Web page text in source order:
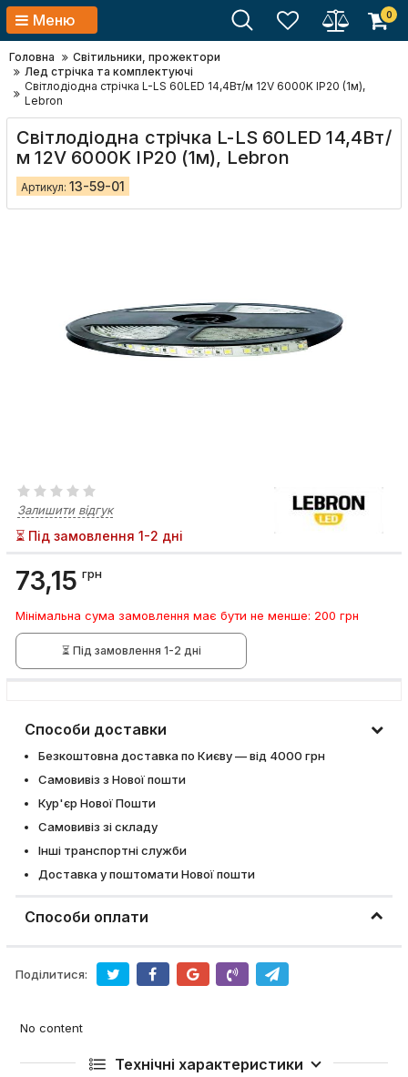
Меню 0
Головна
Світильники, прожектори
Лед стрічка та комплектуючі
Світлодіодна стрічка L-LS 60LED 14,4Вт/м 12V 6000K ІР20 (1м),
Lebron
Світлодіодна стрічка L-LS 60LED 14,4Вт/
м 12V 6000K ІР20 (1м), Lebron
Артикул: 13-59-01
Залишити відгук
⏳ Під замовлення 1-2 дні
73,15 грн
Мінімальна сума замовлення має бути не менше: 200 грн
⏳ Під замовлення 1-2 дні
Способи доставки
Безкоштовна доставка по Києву — від 4000 грн
Самовивіз з Нової пошти
Кур'єр Нової Пошти
Самовивіз зі складу
Інші транспортні служби
Доставка у поштомати Нової пошти
Способи оплати
Поділитися:
No content
Технічні характеристики